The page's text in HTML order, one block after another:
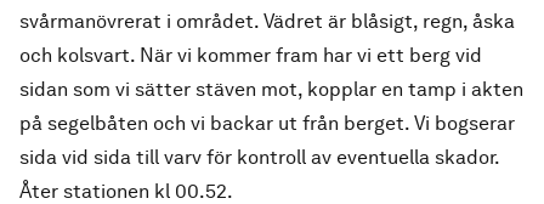
svårmanövrerat i området. Vädret är blåsigt, regn, åska
och kolsvart. När vi kommer fram har vi ett berg vid
sidan som vi sätter stäven mot, kopplar en tamp i akten
på segelbåten och vi backar ut från berget. Vi bogserar
sida vid sida till varv för kontroll av eventuella skador.
Åter stationen kl 00.52.